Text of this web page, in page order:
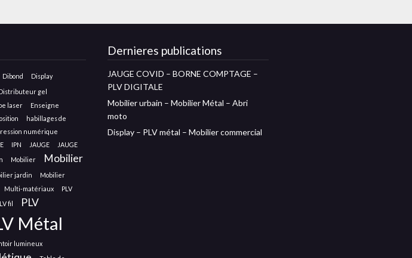
Dibond Display
gel
laser
Enseigne
habillages de
numérique
IPN JAUGE
JAUGE
Mobilier
Mobilier
jardin
Mobilier
Multi-matériaux
PLV
fil
PLV
Métal
lumineux
Dernieres publications
JAUGE COVID – BORNE COMPTAGE –
PLV DIGITALE
Mobilier urbain – Mobilier Métal – Abri
moto
Display – PLV métal – Mobilier commercial